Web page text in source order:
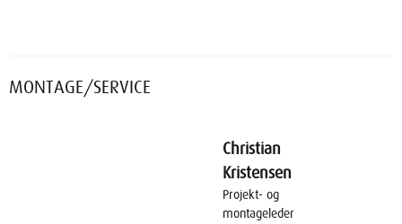
MONTAGE/SERVICE
Christian
Kristensen
Projekt- og
montageleder